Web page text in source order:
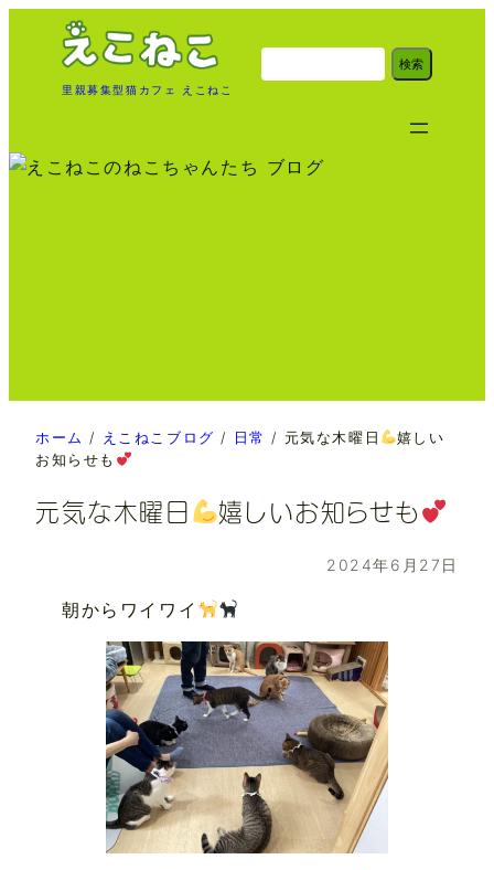
ッ
里親募集型猫カフェ えこねこ
検
索
検索
ホーム / えこねこブログ / 日常 / 元気な木曜日
嬉しい
お知らせも
元気な木曜日 嬉しいお知らせも
2024年6月27日
朝からワイワイ